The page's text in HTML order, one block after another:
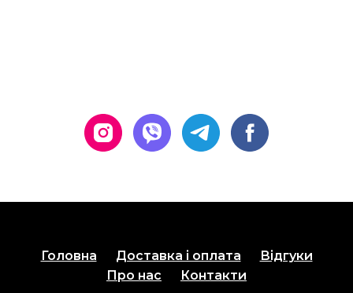
Головна Доставка і оплата
Відгуки
Про нас
Контакти